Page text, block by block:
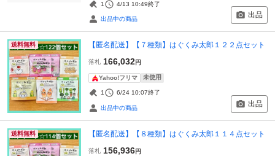
1 4/13 10:49終了
出品中の商品 出品
送料無料 【匿名配送】【７種類】はぐくみ太郎１２２点セット
落札 166,032円
Yahoo!フリマ 未使用
1 6/24 10:07終了
出品中の商品 出品
送料無料 【匿名配送】【８種類】はぐくみ太郎１１４点セット
落札 156,936円